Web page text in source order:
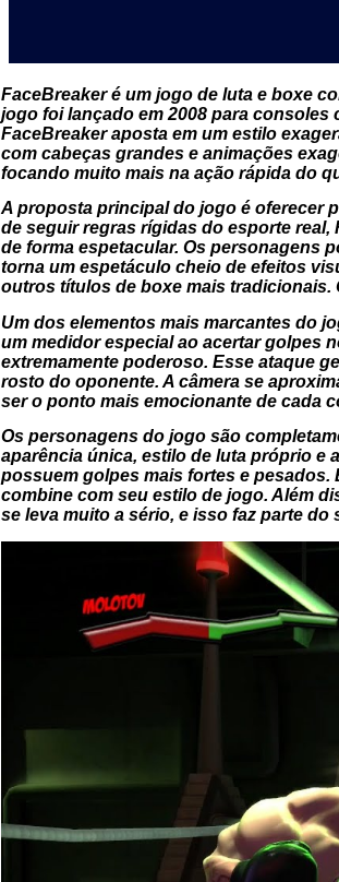
FaceBreakeré um jogo de luta e boxe
jogo foi lançado em 2008 para consoles
FaceBreaker aposta em um estilo
com cabeças grandes e animações
focando muito mais na ação rápida do
A proposta principal do jogo é oferecer
de seguir regras rígidas do esporte
de forma espetacular. Os personagens
torna um espetáculo cheio de efeitos
outros títulos de boxe mais tradicionais.
Um dos elementos mais marcantes do
um medidor especial ao acertar golpes
extremamente poderoso. Esse ataque
rosto do oponente. A câmera se
ser o ponto mais emocionante de cada
Os personagens do jogo são
aparência única, estilo de luta próprio e
possuem golpes mais fortes e
combine com seu estilo de jogo. Além
se leva muito a sério, e isso faz parte do